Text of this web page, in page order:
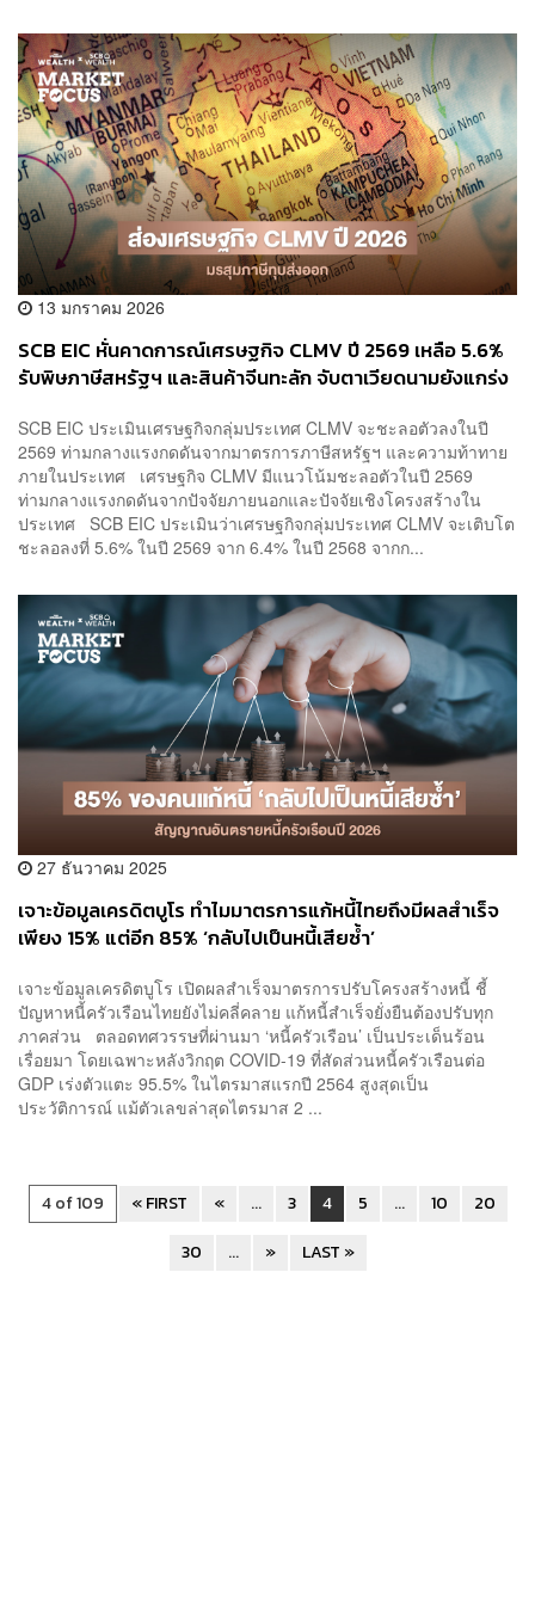
13 มกราคม 2026
SCB EIC หั่นคาดการณ์เศรษฐกิจ CLMV ปี 2569 เหลือ 5.6%
รับพิษภาษีสหรัฐฯ และสินค้าจีนทะลัก จับตาเวียดนามยังแกร่ง
SCB EIC ประเมินเศรษฐกิจกลุ่มประเทศ CLMV จะชะลอตัวลงในปี
2569 ท่ามกลางแรงกดดันจากมาตรการภาษีสหรัฐฯ และความท้าทาย
ภายในประเทศ เศรษฐกิจ CLMV มีแนวโน้มชะลอตัวในปี 2569
ท่ามกลางแรงกดดันจากปัจจัยภายนอกและปัจจัยเชิงโครงสร้างใน
ประเทศ SCB EIC ประเมินว่าเศรษฐกิจกลุ่มประเทศ CLMV จะเติบโต
ชะลอลงที่ 5.6% ในปี 2569 จาก 6.4% ในปี 2568 จากก...
27 ธันวาคม 2025
เจาะข้อมูลเครดิตบูโร ทำไมมาตรการแก้หนี้ไทยถึงมีผลสำเร็จ
เพียง 15% แต่อีก 85% ‘กลับไปเป็นหนี้เสียซ้ำ’
เจาะข้อมูลเครดิตบูโร เปิดผลสำเร็จมาตรการปรับโครงสร้างหนี้ ชี้
ปัญหาหนี้ครัวเรือนไทยยังไม่คลี่คลาย แก้หนี้สำเร็จยั่งยืนต้องปรับทุก
ภาคส่วน ตลอดทศวรรษที่ผ่านมา ‘หนี้ครัวเรือน’ เป็นประเด็นร้อน
เรื่อยมา โดยเฉพาะหลังวิกฤต COVID-19 ที่สัดส่วนหนี้ครัวเรือนต่อ
GDP เร่งตัวแตะ 95.5% ในไตรมาสแรกปี 2564 สูงสุดเป็น
ประวัติการณ์ แม้ตัวเลขล่าสุดไตรมาส 2 ...
4 of 109 « FIRST « ... 3 4 5 ... 10
20
30
... » LAST »